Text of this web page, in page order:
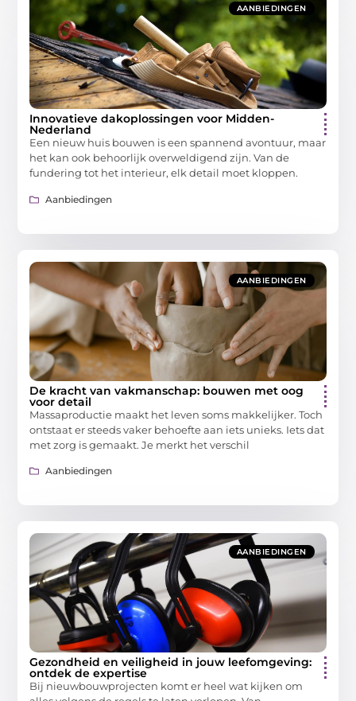
AANBIEDINGEN
Innovatieve dakoplossingen voor Midden-
Nederland
Een nieuw huis bouwen is een spannend avontuur, maar
het kan ook behoorlijk overweldigend zijn. Van de
fundering tot het interieur, elk detail moet kloppen.
Aanbiedingen
AANBIEDINGEN
De kracht van vakmanschap: bouwen met oog
voor detail
Massaproductie maakt het leven soms makkelijker. Toch
ontstaat er steeds vaker behoefte aan iets unieks. Iets dat
met zorg is gemaakt. Je merkt het verschil
Aanbiedingen
AANBIEDINGEN
Gezondheid en veiligheid in jouw leefomgeving:
ontdek de expertise
Bij nieuwbouwprojecten komt er heel wat kijken om